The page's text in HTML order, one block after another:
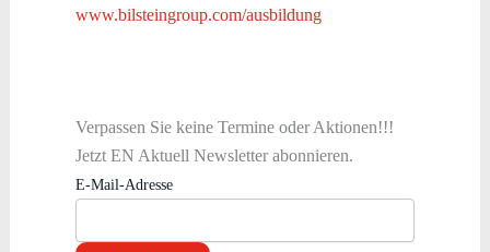
www.bilsteingroup.com/ausbildung
Verpassen Sie keine Termine oder Aktionen!!!
Jetzt EN Aktuell Newsletter abonnieren.
E-Mail-Adresse